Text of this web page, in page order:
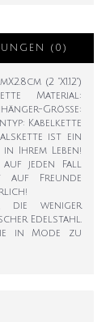
(0)
(2 "X1.12")
Material:
Größe:
Kabelkette
ist ein
Ihrem Leben!
auf jeden Fall
auf Freunde
die weniger
Edelstahl.
in Mode zu